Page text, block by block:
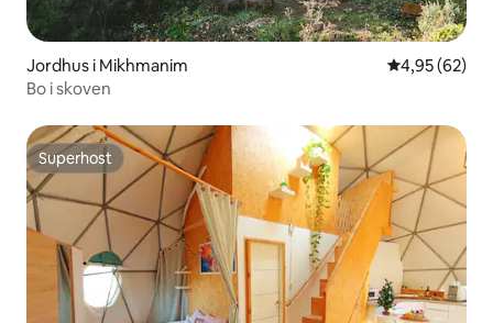
Jordhus i Mikhmanim 4,95 ud af 5 i
4,95 (62)
Bo i skoven
Superhost
Superhost